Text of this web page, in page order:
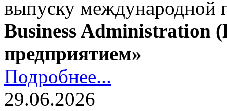
выпуску
Business Administration
предприятием»
Подробнее...
29.06.2026